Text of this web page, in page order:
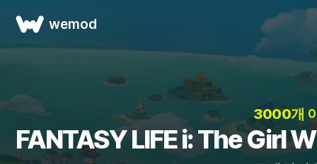
wemod
3000개
FANTASY LIFE i: The Girl